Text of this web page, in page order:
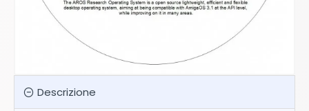
Descrizione